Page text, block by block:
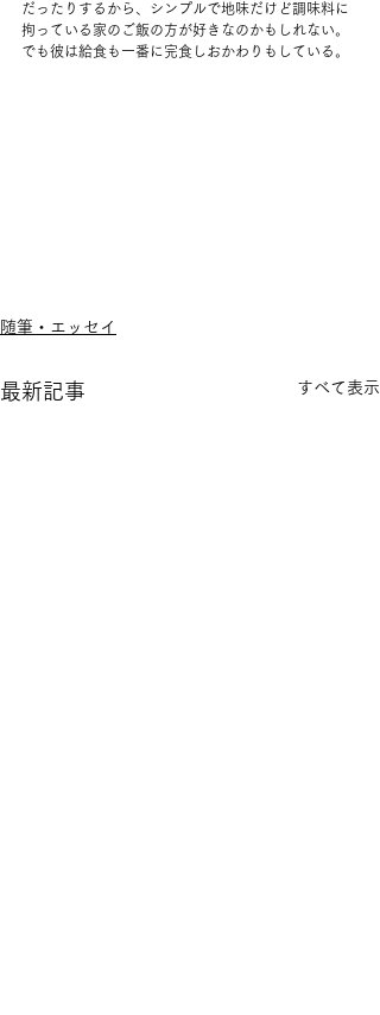
だったりするから、シンプルで地味だけど調味料に
拘っている家のご飯の方が好きなのかもしれない。
でも彼は給食も一番に完食しおかわりもしている。
随筆・エッセイ
最新記事 すべて表示